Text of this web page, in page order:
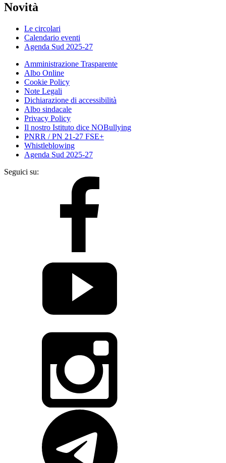
Novità
Le circolari
Calendario eventi
Agenda Sud 2025-27
Amministrazione Trasparente
Albo Online
Cookie Policy
Note Legali
Dichiarazione di accessibilità
Albo sindacale
Privacy Policy
Il nostro Istituto dice NOBullying
PNRR / PN 21-27 FSE+
Whistleblowing
Agenda Sud 2025-27
Seguici su: